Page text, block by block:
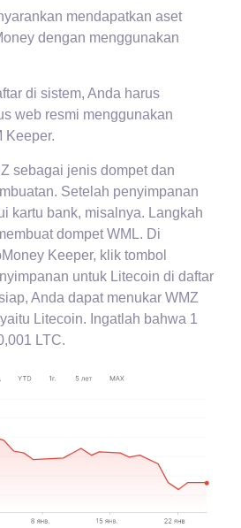
mendapatkan aset
dengan menggunakan
di sistem, Anda harus
web resmi menggunakan
Keeper.
sebagai jenis dompet dan
Setelah penyimpanan
kartu bank, misalnya. Langkah
dompet WML. Di
Keeper, klik tombol
untuk Litecoin di daftar
Anda dapat menukar WMZ
Litecoin. Ingatlah bahwa 1
LTC.